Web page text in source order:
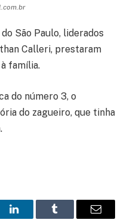
São Paulo, liderados
Calleri, prestaram
família.
do número 3, o
do zagueiro, que tinha
LinkedInTumblr Email